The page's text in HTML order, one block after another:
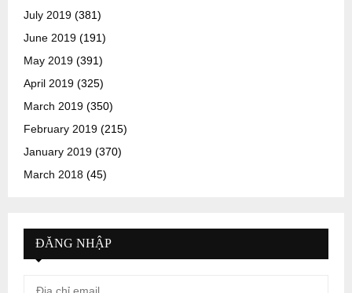
July 2019 (381)
June 2019 (191)
May 2019 (391)
April 2019 (325)
March 2019 (350)
February 2019 (215)
January 2019 (370)
March 2018 (45)
ĐĂNG NHẬP